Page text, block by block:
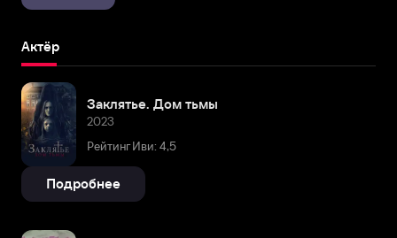
Актёр
Заклятье. Дом тьмы
2023
Рейтинг Иви: 4,5
Подробнее